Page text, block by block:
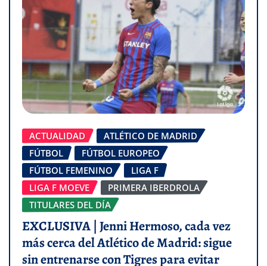
ACTUALIDAD
ATLÉTICO DE MADRID
FÚTBOL
FÚTBOL EUROPEO
FÚTBOL FEMENINO
LIGA F
LIGA F MOEVE
PRIMERA IBERDROLA
TITULARES DEL DÍA
EXCLUSIVA | Jenni Hermoso, cada vez
más cerca del Atlético de Madrid: sigue
sin entrenarse con Tigres para evitar